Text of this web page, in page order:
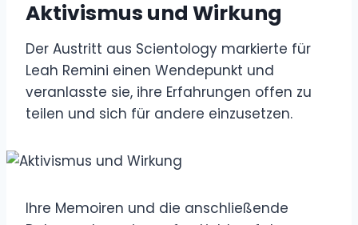
Aktivismus und Wirkung
Der Austritt aus Scientology markierte für
Leah Remini einen Wendepunkt und
veranlasste sie, ihre Erfahrungen offen zu
teilen und sich für andere einzusetzen.
Ihre Memoiren und die anschließende